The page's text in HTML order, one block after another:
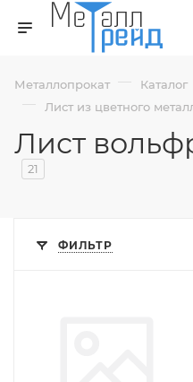
Металлопрокат — Каталог
— Лист из цветного
Лист
21
ФИЛЬТР